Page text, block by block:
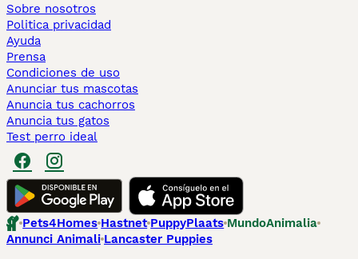
Sobre nosotros
Politica privacidad
Ayuda
Prensa
Condiciones de uso
Anunciar tus mascotas
Anuncia tus cachorros
Anuncia tus gatos
Test perro ideal
Pets4Homes Hastnet PuppyPlaats MundoAnimalia
Annunci Animali Lancaster Puppies